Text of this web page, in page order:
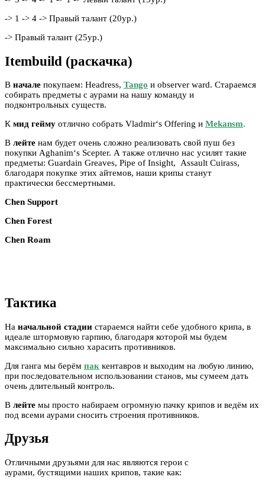
-> 1 -> 4 -> Правый талант (20ур.)
-> Правый талант (25ур.)
Itembuild (раскачка)
В начале покупаем: Headress, Tango и observer ward. Стараемся
собирать предметы с аурами на нашу команду и
подконтрольных существ.
К мид гейму отлично собрать Vladmir‘s Offering и Mekansm.
В лейте нам будет очень сложно реализовать свой пуш без
покупки Aghanim‘s Scepter. А также отлично нас усилят такие
предметы: Guardain Greaves, Pipe of Insight, Assault Cuirass,
благодаря покупке этих айтемов, наши крипы станут
практически бессмертными.
Chen Support
Chen Forest
Chen Roam
Тактика
На начальной стадии стараемся найти себе удобного крипа, в
идеале штормовую гарпию, благодаря которой мы будем
максимально сильно харасить противников.
Для ганга мы берём пак кентавров и выходим на любую линию,
при последовательном использовании станов, мы сумеем дать
очень длительный контроль.
В лейте мы просто набираем огромную пачку крипов и ведём их
под всеми аурами сносить строения противников.
Друзья
Отличными друзьями для нас являются герои с
аурами, бустящими наших крипов, такие как: